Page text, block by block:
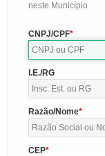
neste Município
CNPJ/CPF
I.E./RG
Razão/Nome
CEP